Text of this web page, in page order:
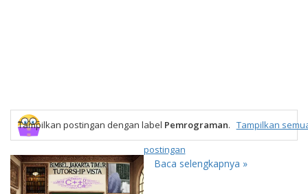
Tampilkan postingan dengan label Pemrograman. Tampilkan
postingan
Baca selengkapnya »